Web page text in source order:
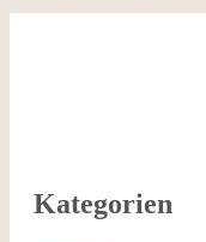
Kategorien